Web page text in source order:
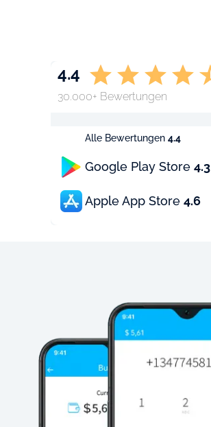
Alle Bewertungen 4.4
Google Play Store 4.3
Apple App Store 4.6
4.4
30.000+ Bewertungen